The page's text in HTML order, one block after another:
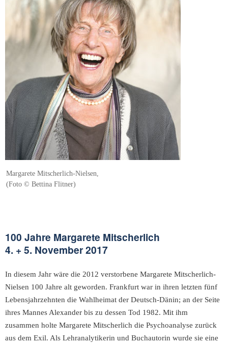
Margarete Mitscherlich-Nielsen,
(Foto © Bettina Flitner)
100 Jahre Margarete Mitscherlich
4. + 5. November 2017
In diesem Jahr wäre die 2012 verstorbene Margarete Mitscherlich-
Nielsen 100 Jahre alt geworden. Frankfurt war in ihren letzten fünf
Lebensjahrzehnten die Wahlheimat der Deutsch-Dänin; an der Seite
ihres Mannes Alexander bis zu dessen Tod 1982. Mit ihm
zusammen holte Margarete Mitscherlich die Psychoanalyse zurück
aus dem Exil. Als Lehranalytikerin und Buchautorin wurde sie eine